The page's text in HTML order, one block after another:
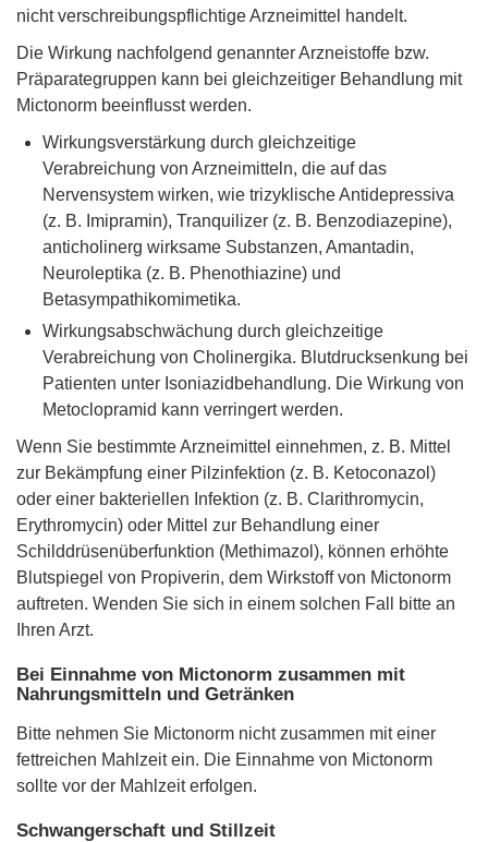
nicht verschreibungspflichtige Arzneimittel handelt.
Die Wirkung nachfolgend genannter Arzneistoffe bzw.
Präparategruppen kann bei gleichzeitiger Behandlung mit
Mictonorm beeinflusst werden.
Wirkungsverstärkung durch gleichzeitige
Verabreichung von Arzneimitteln, die auf das
Nervensystem wirken, wie trizyklische Antidepressiva
(z. B. Imipramin), Tranquilizer (z. B. Benzodiazepine),
anticholinerg wirksame Substanzen, Amantadin,
Neuroleptika (z. B. Phenothiazine) und
Betasympathikomimetika.
Wirkungsabschwächung durch gleichzeitige
Verabreichung von Cholinergika. Blutdrucksenkung bei
Patienten unter Isoniazidbehandlung. Die Wirkung von
Metoclopramid kann verringert werden.
Wenn Sie bestimmte Arzneimittel einnehmen, z. B. Mittel
zur Bekämpfung einer Pilzinfektion (z. B. Ketoconazol)
oder einer bakteriellen Infektion (z. B. Clarithromycin,
Erythromycin) oder Mittel zur Behandlung einer
Schilddrüsenüberfunktion (Methimazol), können erhöhte
Blutspiegel von Propiverin, dem Wirkstoff von Mictonorm
auftreten. Wenden Sie sich in einem solchen Fall bitte an
Ihren Arzt.
Bei Einnahme von Mictonorm zusammen mit
Nahrungsmitteln und Getränken
Bitte nehmen Sie Mictonorm nicht zusammen mit einer
fettreichen Mahlzeit ein. Die Einnahme von Mictonorm
sollte vor der Mahlzeit erfolgen.
Schwangerschaft und Stillzeit